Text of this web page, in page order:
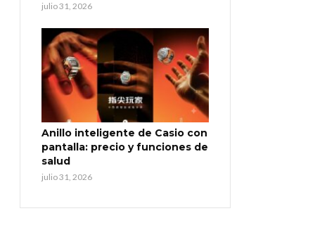
julio 31, 2026
Anillo inteligente de Casio con
pantalla: precio y funciones de
salud
julio 31, 2026